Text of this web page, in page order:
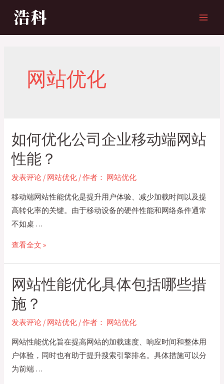
内
网站优化
如何优化公司企业移动端网站
性能？
发表评论 / 网站优化 / 作者： 网站优化
移动端网站性能优化是提升用户体验、减少加载时间以及提
高转化率的关键。由于移动设备的硬件性能和网络条件通常
不如桌 …
如
化
公
司
企
业
移
动
查看全文 »
网站性能优化具体包括哪些措
施？
发表评论 / 网站优化 / 作者： 网站优化
网站性能优化旨在提高网站的加载速度、响应时间和整体用
户体验，同时也有助于提升搜索引擎排名。具体措施可以分
为前端 …